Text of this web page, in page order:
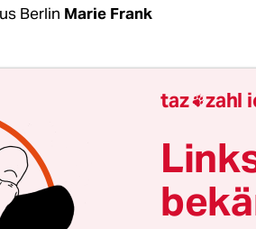
Berlin Marie Frank
Unterschied zwischen
zeigen, und Männern, die
auch das Land Berlin
hatte geklagt, weil sie im
im Plänterwald
gesessen hatte.
taz zahl